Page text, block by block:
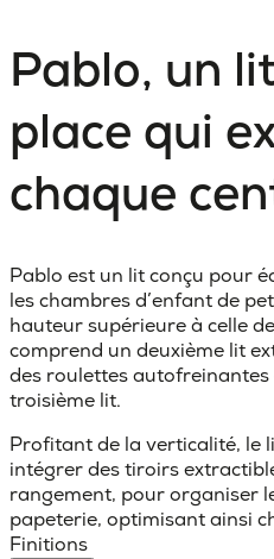
Pablo, un
place qui
chaque
Pablo est un lit conçu pour
les chambres d’enfant de
hauteur supérieure à celle
comprend un deuxième lit
des roulettes autofreinantes
troisième lit.
Profitant de la verticalité, le
intégrer des tiroirs
rangement, pour organiser
papeterie, optimisant ainsi
Finitions